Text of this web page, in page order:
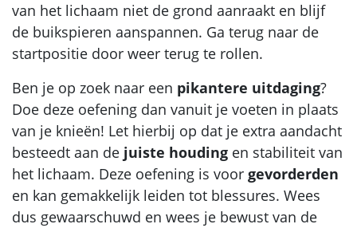
van het lichaam niet de grond aanraakt en blijf
de buikspieren aanspannen. Ga terug naar de
startpositie door weer terug te rollen.
Ben je op zoek naar een pikantere uitdaging?
Doe deze oefening dan vanuit je voeten in plaats
van je knieën! Let hierbij op dat je extra aandacht
besteedt aan de juiste houding en stabiliteit van
het lichaam. Deze oefening is voor gevorderden
en kan gemakkelijk leiden tot blessures. Wees
dus gewaarschuwd en wees je bewust van de